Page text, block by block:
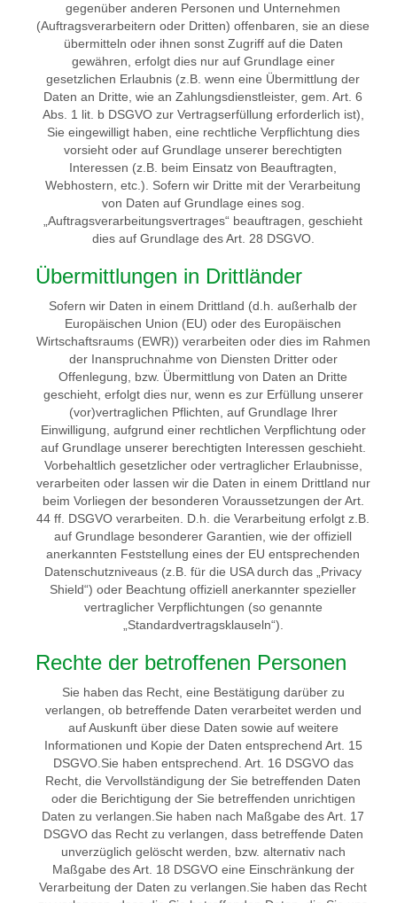
gegenüber anderen Personen und Unternehmen
(Auftragsverarbeitern oder Dritten) offenbaren, sie an diese
übermitteln oder ihnen sonst Zugriff auf die Daten
gewähren, erfolgt dies nur auf Grundlage einer
gesetzlichen Erlaubnis (z.B. wenn eine Übermittlung der
Daten an Dritte, wie an Zahlungsdienstleister, gem. Art. 6
Abs. 1 lit. b DSGVO zur Vertragserfüllung erforderlich ist),
Sie eingewilligt haben, eine rechtliche Verpflichtung dies
vorsieht oder auf Grundlage unserer berechtigten
Interessen (z.B. beim Einsatz von Beauftragten,
Webhostern, etc.). Sofern wir Dritte mit der Verarbeitung
von Daten auf Grundlage eines sog.
„Auftragsverarbeitungsvertrages“ beauftragen, geschieht
dies auf Grundlage des Art. 28 DSGVO.
Übermittlungen in Drittländer
Sofern wir Daten in einem Drittland (d.h. außerhalb der
Europäischen Union (EU) oder des Europäischen
Wirtschaftsraums (EWR)) verarbeiten oder dies im Rahmen
der Inanspruchnahme von Diensten Dritter oder
Offenlegung, bzw. Übermittlung von Daten an Dritte
geschieht, erfolgt dies nur, wenn es zur Erfüllung unserer
(vor)vertraglichen Pflichten, auf Grundlage Ihrer
Einwilligung, aufgrund einer rechtlichen Verpflichtung oder
auf Grundlage unserer berechtigten Interessen geschieht.
Vorbehaltlich gesetzlicher oder vertraglicher Erlaubnisse,
verarbeiten oder lassen wir die Daten in einem Drittland nur
beim Vorliegen der besonderen Voraussetzungen der Art.
44 ff. DSGVO verarbeiten. D.h. die Verarbeitung erfolgt z.B.
auf Grundlage besonderer Garantien, wie der offiziell
anerkannten Feststellung eines der EU entsprechenden
Datenschutzniveaus (z.B. für die USA durch das „Privacy
Shield“) oder Beachtung offiziell anerkannter spezieller
vertraglicher Verpflichtungen (so genannte
„Standardvertragsklauseln“).
Rechte der betroffenen Personen
Sie haben das Recht, eine Bestätigung darüber zu
verlangen, ob betreffende Daten verarbeitet werden und
auf Auskunft über diese Daten sowie auf weitere
Informationen und Kopie der Daten entsprechend Art. 15
DSGVO.Sie haben entsprechend. Art. 16 DSGVO das
Recht, die Vervollständigung der Sie betreffenden Daten
oder die Berichtigung der Sie betreffenden unrichtigen
Daten zu verlangen.Sie haben nach Maßgabe des Art. 17
DSGVO das Recht zu verlangen, dass betreffende Daten
unverzüglich gelöscht werden, bzw. alternativ nach
Maßgabe des Art. 18 DSGVO eine Einschränkung der
Verarbeitung der Daten zu verlangen.Sie haben das Recht